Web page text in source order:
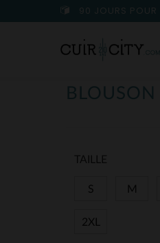
90 JOURS POUR
TAILLE
S M
2XL